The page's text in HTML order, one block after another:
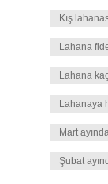
Kış
Lahana
Lahana
Lahanaya
Mart
Şubat